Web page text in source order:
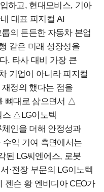
하고, 현대모비스, 기아
대표 피지컬 AI
의 든든한 자동차 본업
같은 미래 성장성을
. 타사 대비 가장 큰
기업이 아니라 피지컬
정의 했다는 점을
뼈대로 삼으면서 △
스 △LG이노텍
인을 더해 안정성과
익 기여 측면에서는
된 LG씨엔에스, 로봇
·전장 부문의 LG이노텍
젠슨 황 엔비디아 CEO가